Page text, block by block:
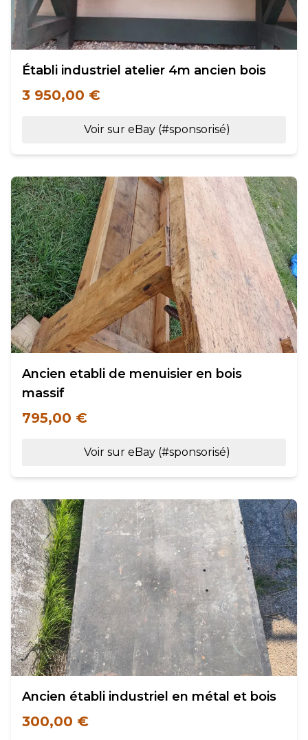
Établi industriel atelier 4m ancien bois
3 950,00 €
Voir sur eBay (#sponsorisé)
Ancien etabli de menuisier en bois
massif
795,00 €
Voir sur eBay (#sponsorisé)
Ancien établi industriel en métal et bois
300,00 €